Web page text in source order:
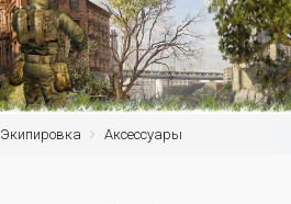
Экипировка Аксессуары